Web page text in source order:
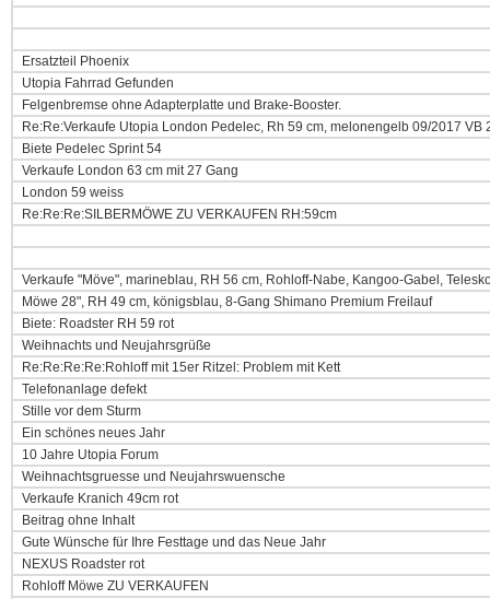
Ersatzteil Phoenix
Utopia Fahrrad Gefunden
Felgenbremse ohne Adapterplatte und Brake-Booster.
Re:Re:Verkaufe Utopia London Pedelec, Rh 59 cm, melonengelb 09/2017 VB
Biete Pedelec Sprint 54
Verkaufe London 63 cm mit 27 Gang
London 59 weiss
Re:Re:Re:SILBERMÖWE ZU VERKAUFEN RH:59cm
Verkaufe "Möve", marineblau, RH 56 cm, Rohloff-Nabe, Kangoo-Gabel,
Möwe 28", RH 49 cm, königsblau, 8-Gang Shimano Premium Freilauf
Biete: Roadster RH 59 rot
Weihnachts und Neujahrsgrüße
Re:Re:Re:Re:Rohloff mit 15er Ritzel: Problem mit Kett
Telefonanlage defekt
Stille vor dem Sturm
Ein schönes neues Jahr
10 Jahre Utopia Forum
Weihnachtsgruesse und Neujahrswuensche
Verkaufe Kranich 49cm rot
Beitrag ohne Inhalt
Gute Wünsche für Ihre Festtage und das Neue Jahr
NEXUS Roadster rot
Rohloff Möwe ZU VERKAUFEN